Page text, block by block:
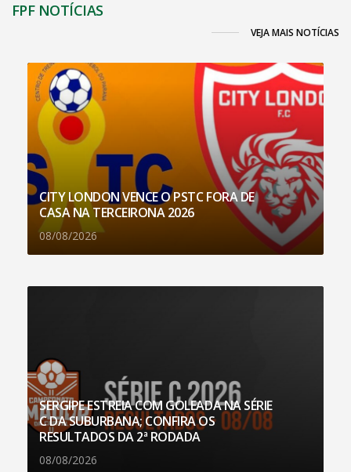
FPF NOTÍCIAS
VEJA MAIS NOTÍCIAS
CITY LONDON VENCE O PSTC FORA DE
CASA NA TERCEIRONA 2026
08/08/2026
SERGIPE ESTREIA COM GOLEADA NA SÉRIE
C DA SUBURBANA; CONFIRA OS
RESULTADOS DA 2ª RODADA
08/08/2026